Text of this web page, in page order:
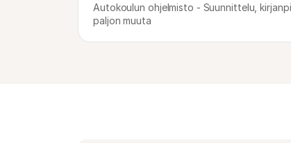
Autokoulun ohjelmisto - Suunnittelu,
paljon muuta